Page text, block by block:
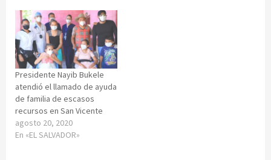
Presidente Nayib Bukele
atendió el llamado de ayuda
de familia de escasos
recursos en San Vicente
agosto 20, 2020
En «EL SALVADOR»